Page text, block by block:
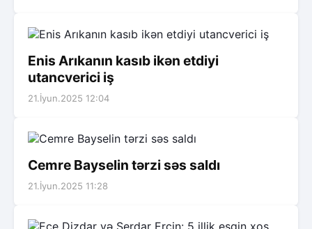
Enis Arıkanın kasıb ikən etdiyi
utancverici iş
21.İyun.2025 12:04
Cemre Bayselin tərzi səs saldı
21.İyun.2025 11:28